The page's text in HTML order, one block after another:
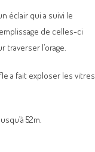
éclair qui a suivi le
de celles-ci
traverser l’orage.
a fait exploser les vitres
52m.